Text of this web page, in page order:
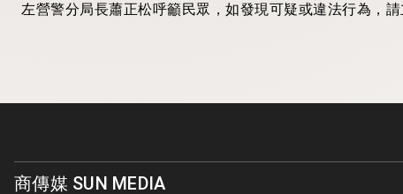
左營警分局長蕭正松呼籲民眾，如發現可疑或違法行為，
商傳媒 SUN MEDIA